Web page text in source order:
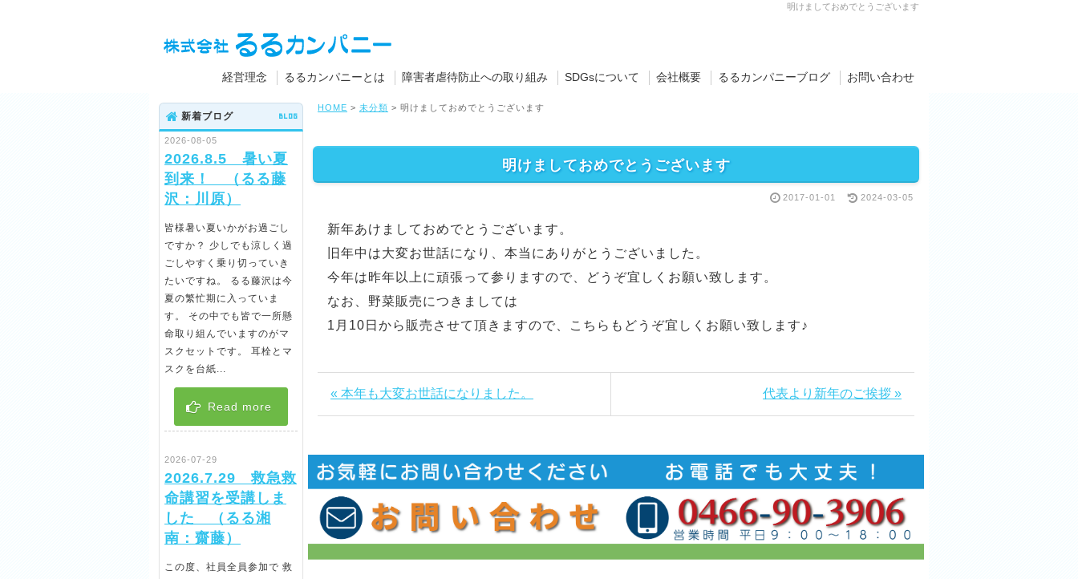
明けましておめでとうございます
経営理念 るるカンパニーとは 障害者虐待防止への取り組み SDGsについて 会社概要 るるカンパニーブログ お問い合わせ
HOME > 未分類 > 明けましておめでとうございます
明けましておめでとうございます
2017-01-01 2024-03-05
新年あけましておめでとうございます。
旧年中は大変お世話になり、本当にありがとうございました。
今年は昨年以上に頑張って参りますので、どうぞ宜しくお願い致します。
なお、野菜販売につきましては
1月10日から販売させて頂きますので、こちらもどうぞ宜しくお願い致します♪
« 本年も大変お世話になりました。 代表より新年のご挨拶 »
新着ブログ BLOG
2026-08-05
2026.8.5 暑い夏
到来！ （るる藤
沢：川原）
皆様暑い夏いかがお過ごし
ですか？ 少しでも涼しく過
ごしやすく乗り切っていき
たいですね。 るる藤沢は今
夏の繁忙期に入っていま
す。 その中でも皆で一所懸
命取り組んでいますのがマ
スクセットです。 耳栓とマ
スクを台紙...
Read more
2026-07-29
2026.7.29 救急救
命講習を受講しま
した （るる湘
南：齋藤）
この度、社員全員参加で 救